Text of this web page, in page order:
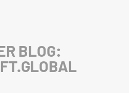
BLOG: